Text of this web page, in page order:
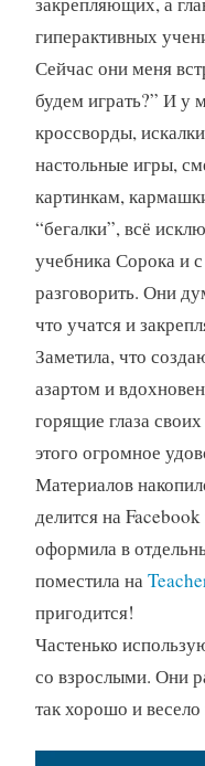
гиперактивных
Сейчас они меня
будем играть?” И у
кроссворды,
настольные игры,
картинкам,
“бегалки”, всё
учебника Сорока и
разговорить. Они
что учатся и
Заметила, что
азартом и
горящие глаза
этого огромное
Материалов
делится на
оформила в
поместила на
пригодится!
Частенько
со взрослыми. Они
так хорошо и весело